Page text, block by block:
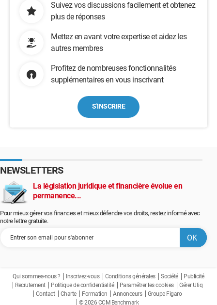
Suivez vos discussions facilement et obtenez
plus de réponses
Mettez en avant votre expertise et aidez les
autres membres
Profitez de nombreuses fonctionnalités
supplémentaires en vous inscrivant
S'INSCRIRE
NEWSLETTERS
La législation juridique et financière évolue en
permanence...
Pour mieux gérer vos finances et mieux défendre vos droits, restez informé avec
notre lettre gratuite.
Qui sommes-nous ? Inscrivez-vous Conditions générales Société
Publicité
Recrutement
Politique de confidentialité Paramétrer les cookies
Gérer Utiq
Contact
Charte Formation Annonceurs
Groupe Figaro
© 2026 CCM Benchmark